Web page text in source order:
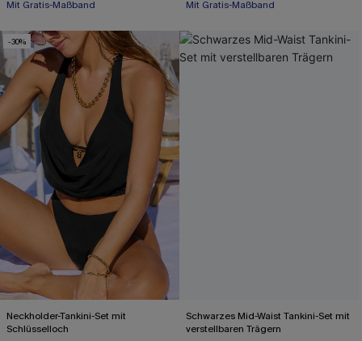
Mit Gratis-Maßband Mit Gratis-Maßband
-30%
Neckholder-Tankini-Set mit
Schlüsselloch
Schwarzes Mid-Waist Tankini-Set mit
verstellbaren Trägern